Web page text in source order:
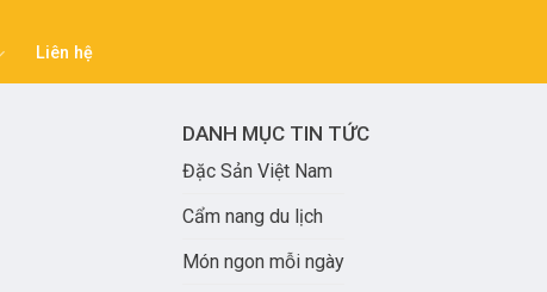
Liên hệ
DANH MỤC TIN TỨC
Đặc Sản Việt Nam
Cẩm nang du lịch
Món ngon mỗi ngày